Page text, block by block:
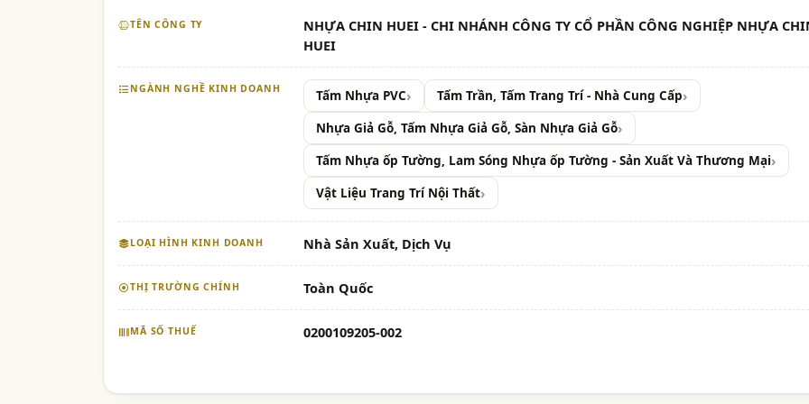
TÊN CÔNG TY
NHỰA CHIN HUEI - CHI NHÁNH CÔNG TY CỔ PHẦN CÔNG NGHIỆP NHỰA
HUEI
NGÀNH NGHỀ KINH DOANH Tấm Nhựa PVC
Tấm Trần, Tấm Trang Trí - Nhà Cung Cấp
Nhựa Giả Gỗ, Tấm Nhựa Giả Gỗ, Sàn Nhựa Giả Gỗ
Tấm Nhựa ốp Tường, Lam Sóng Nhựa ốp Tường - Sản Xuất Và Thương Mại
Vật Liệu Trang Trí Nội Thất
LOẠI HÌNH KINH DOANH Nhà Sản Xuất, Dịch Vụ
THỊ TRƯỜNG CHÍNH Toàn Quốc
MÃ SỐ THUẾ 0200109205-002